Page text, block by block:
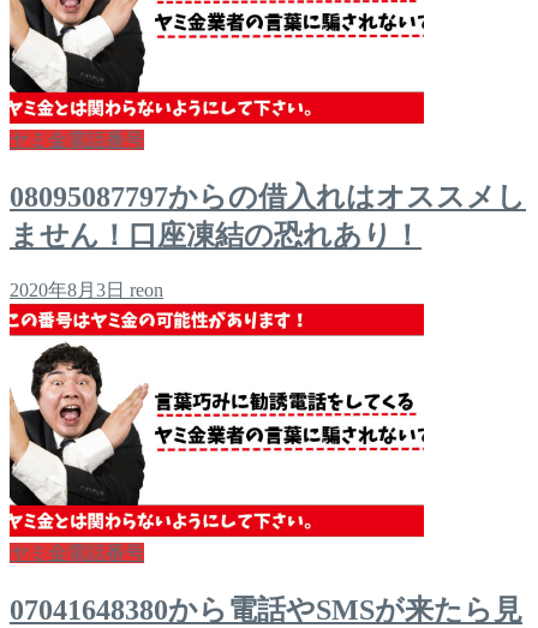
ヤミ金電話番号
08095087797からの借入れはオススメし
ません！口座凍結の恐れあり！
2020年8月3日 reon
ヤミ金電話番号
07041648380から電話やSMSが来たら見